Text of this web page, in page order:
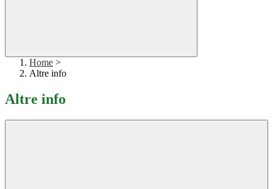
Home >
Altre info
Altre info